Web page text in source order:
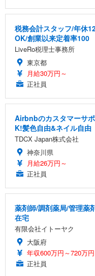
税務会計スタッフ/年休
OK/創業以来定着率100
LiveRo税理士事務所
東京都
月給30万円～
正社員
Airbnbのカスタマーサ
K!髪色自由&ネイル自由
TDCX Japan株式会社
神奈川県
月給26万円～
正社員
薬剤師/調剤薬局/管理薬
在宅
有限会社イトーヤク
大阪府
年収600万円～720万円
正社員